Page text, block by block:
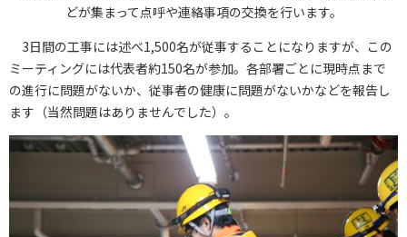
どが集まって点呼や連絡事項の交換を行います。
3日間の工事には述べ1,500名が従事することになりますが、この
ミーティングには代表者約150名が参加。各部署ごとに現時点まで
の進行に問題がないか、従事者の健康に問題がないかなどを報告し
ます（当然問題はありませんでした）。